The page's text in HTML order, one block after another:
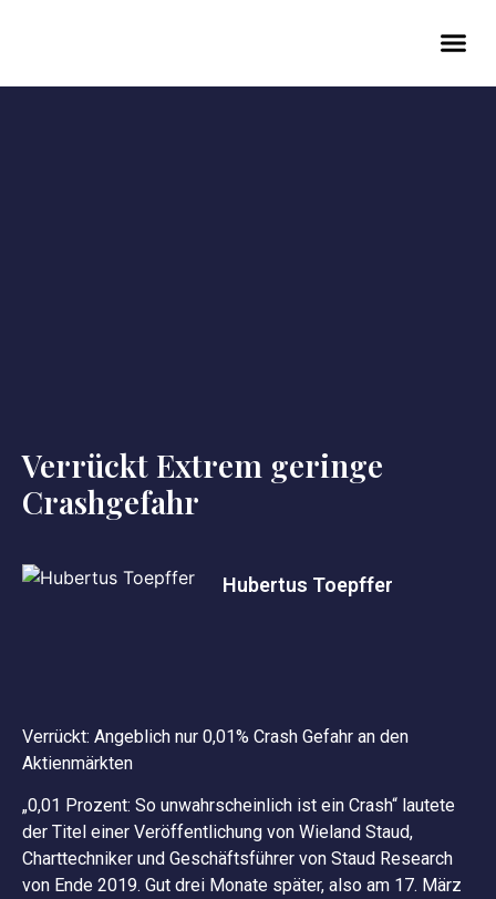
Verrückt Extrem geringe
Crashgefahr
Hubertus Toepffer
Verrückt: Angeblich nur 0,01% Crash Gefahr an den
Aktienmärkten
„0,01 Prozent: So unwahrscheinlich ist ein Crash“ lautete
der Titel einer Veröffentlichung von Wieland Staud,
Charttechniker und Geschäftsführer von Staud Research
von Ende 2019. Gut drei Monate später, also am 17. März